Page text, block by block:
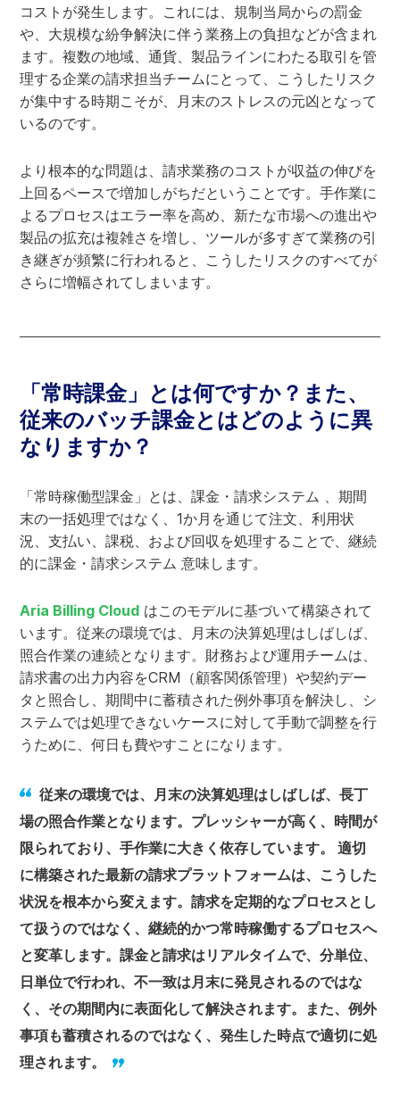
コストが発生します。これには、規制当局からの罰金
や、大規模な紛争解決に伴う業務上の負担などが含まれ
ます。複数の地域、通貨、製品ラインにわたる取引を管
理する企業の請求担当チームにとって、こうしたリスク
が集中する時期こそが、月末のストレスの元凶となって
いるのです。
より根本的な問題は、請求業務のコストが収益の伸びを
上回るペースで増加しがちだということです。手作業に
よるプロセスはエラー率を高め、新たな市場への進出や
製品の拡充は複雑さを増し、ツールが多すぎて業務の引
き継ぎが頻繁に行われると、こうしたリスクのすべてが
さらに増幅されてしまいます。
「常時課金」とは何ですか？また、
従来のバッチ課金とはどのように異
なりますか？
「常時稼働型課金」とは、課金・請求システム 、期間
末の一括処理ではなく、1か月を通じて注文、利用状
況、支払い、課税、および回収を処理することで、継続
的に課金・請求システム 意味します。
Aria Billing Cloud はこのモデルに基づいて構築されて
います。従来の環境では、月末の決算処理はしばしば、
照合作業の連続となります。財務および運用チームは、
請求書の出力内容をCRM（顧客関係管理）や契約デー
タと照合し、期間中に蓄積された例外事項を解決し、シ
ステムでは処理できないケースに対して手動で調整を行
うために、何日も費やすことになります。
従来の環境では、月末の決算処理はしばしば、長丁
場の照合作業となります。プレッシャーが高く、時間が
限られており、手作業に大きく依存しています。 適切
に構築された最新の請求プラットフォームは、こうした
状況を根本から変えます。請求を定期的なプロセスとし
て扱うのではなく、継続的かつ常時稼働するプロセスへ
と変革します。課金と請求はリアルタイムで、分単位、
日単位で行われ、不一致は月末に発見されるのではな
く、その期間内に表面化して解決されます。また、例外
事項も蓄積されるのではなく、発生した時点で適切に処
理されます。